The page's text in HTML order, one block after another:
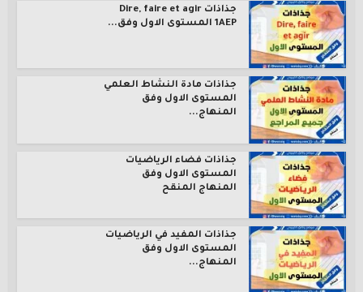
جذاذات Dire, faire et agir
1AEP المستوى الاول وفق...
جذاذات مادة النشاط العلمي
المستوى الاول وفق
المنهاج...
جذاذات فضاء الرياضيات
المستوى الاول وفق
المنهاج المنقح
جذاذات المفيد في الرياضيات
المستوى الاول وفق
المنهاج...